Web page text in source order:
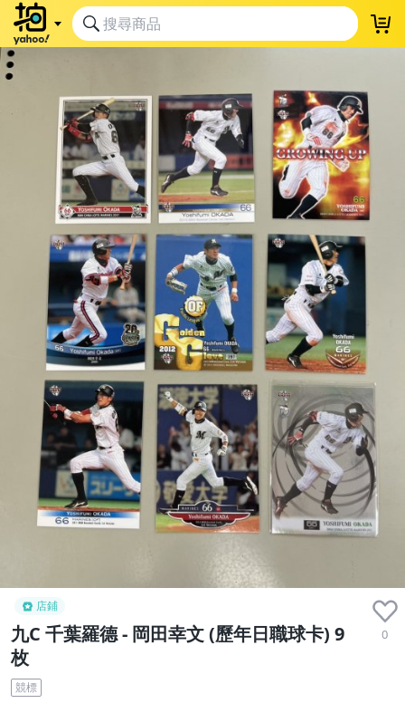
店鋪
九C 千葉羅德 - 岡田幸文 (歷年日職球卡) 9
枚
0
競標